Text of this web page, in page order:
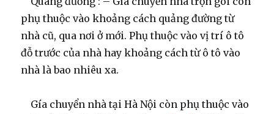
phụ thuộc vào khoảng cách quảng đường từ
nhà cũ, qua nơi ở mới. Phụ thuộc vào vị trí ô tô
đỗ trước của nhà hay khoảng cách từ ô tô vào
nhà là bao nhiêu xa.
Gía chuyển nhà tại Hà Nội còn phụ thuộc vào